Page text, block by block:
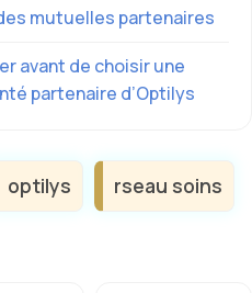
mutuelles partenaires
avant de choisir une
partenaire d’Optilys
optilys rseau soins